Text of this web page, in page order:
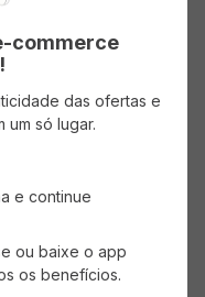
commerce
das ofertas e
um só lugar.
e continue
ou baixe o app
os benefícios.